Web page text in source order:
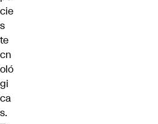
cie
s
te
cn
oló
gi
ca
s.